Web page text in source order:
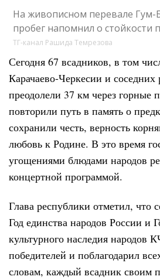
На живописном перевале
пробег напомнил о стойкости
ТГ-канал Рашида Темрезова
Сегодня 67 всадников, в том
Карачаево-Черкесии и соседних
преодолели 37 км через горные
повторили путь в память о
сохранили честь, верность
любовь к Родине. В это время
угощениями блюдами народов
концертной программой.
Глава республики отметил, что
Год единства народов России и
культурного наследия народов
победителей и поблагодарил
словам, каждый всадник своим